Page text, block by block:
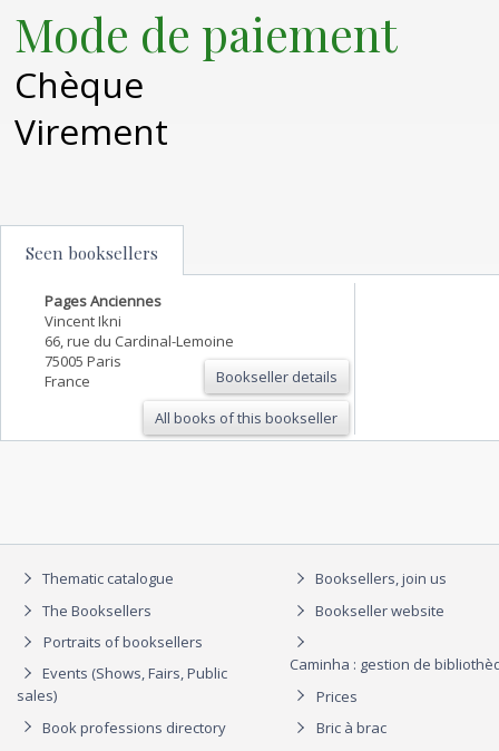
Mode de paiement
Chèque
Virement
Seen booksellers
Pages Anciennes
Vincent Ikni
66, rue du Cardinal-Lemoine
75005 Paris
France
Bookseller details
All books of this bookseller
Thematic catalogue
The Booksellers
Portraits of booksellers
Events (Shows, Fairs, Public
sales)
Book professions directory
Booksellers, join us
Bookseller website
Caminha : gestion de
Prices
Bric à brac